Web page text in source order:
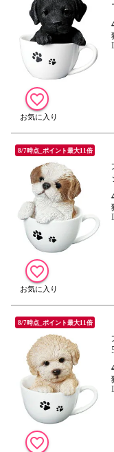
8/7時点_ポイント最大11倍
8/7時点_ポイント最大11倍